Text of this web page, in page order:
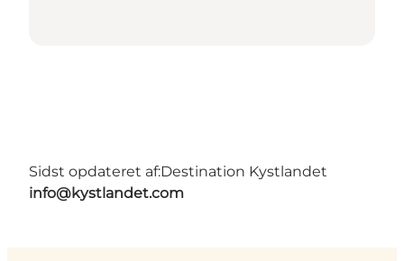
Sidst opdateret af:Destination Kystlandet
info@kystlandet.com